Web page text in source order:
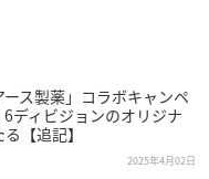
ース製薬」コラボキャンペ
ディビジョンのオリジナ
【追記】
2025年4月02日